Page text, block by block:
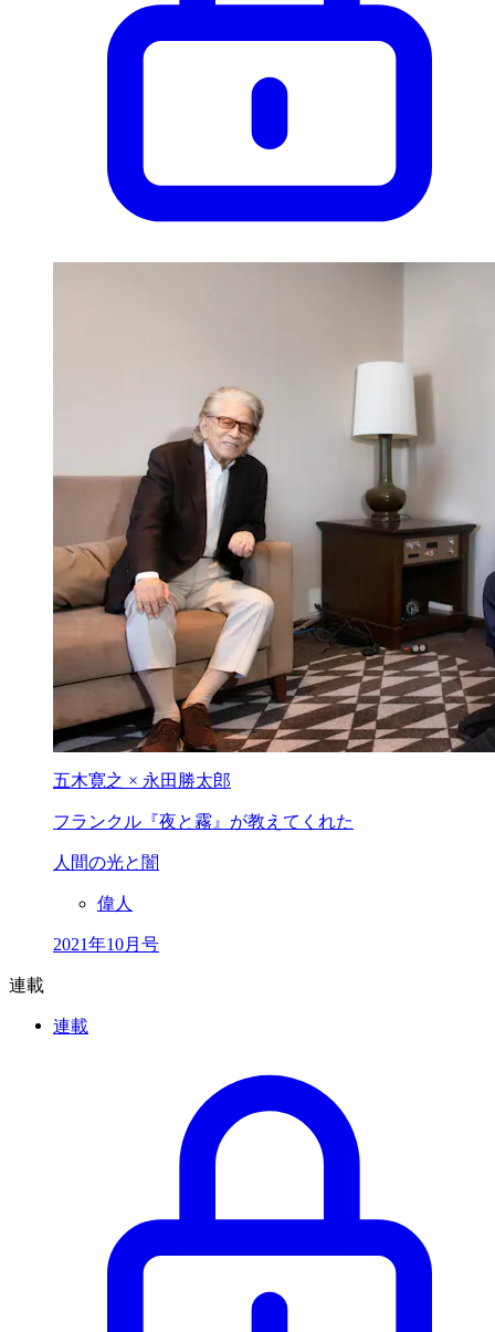
五木寛之 × 永田勝太郎
フランクル『夜と霧』が教えてくれた
人間の光と闇
偉人
2021年10月号
連載
連載